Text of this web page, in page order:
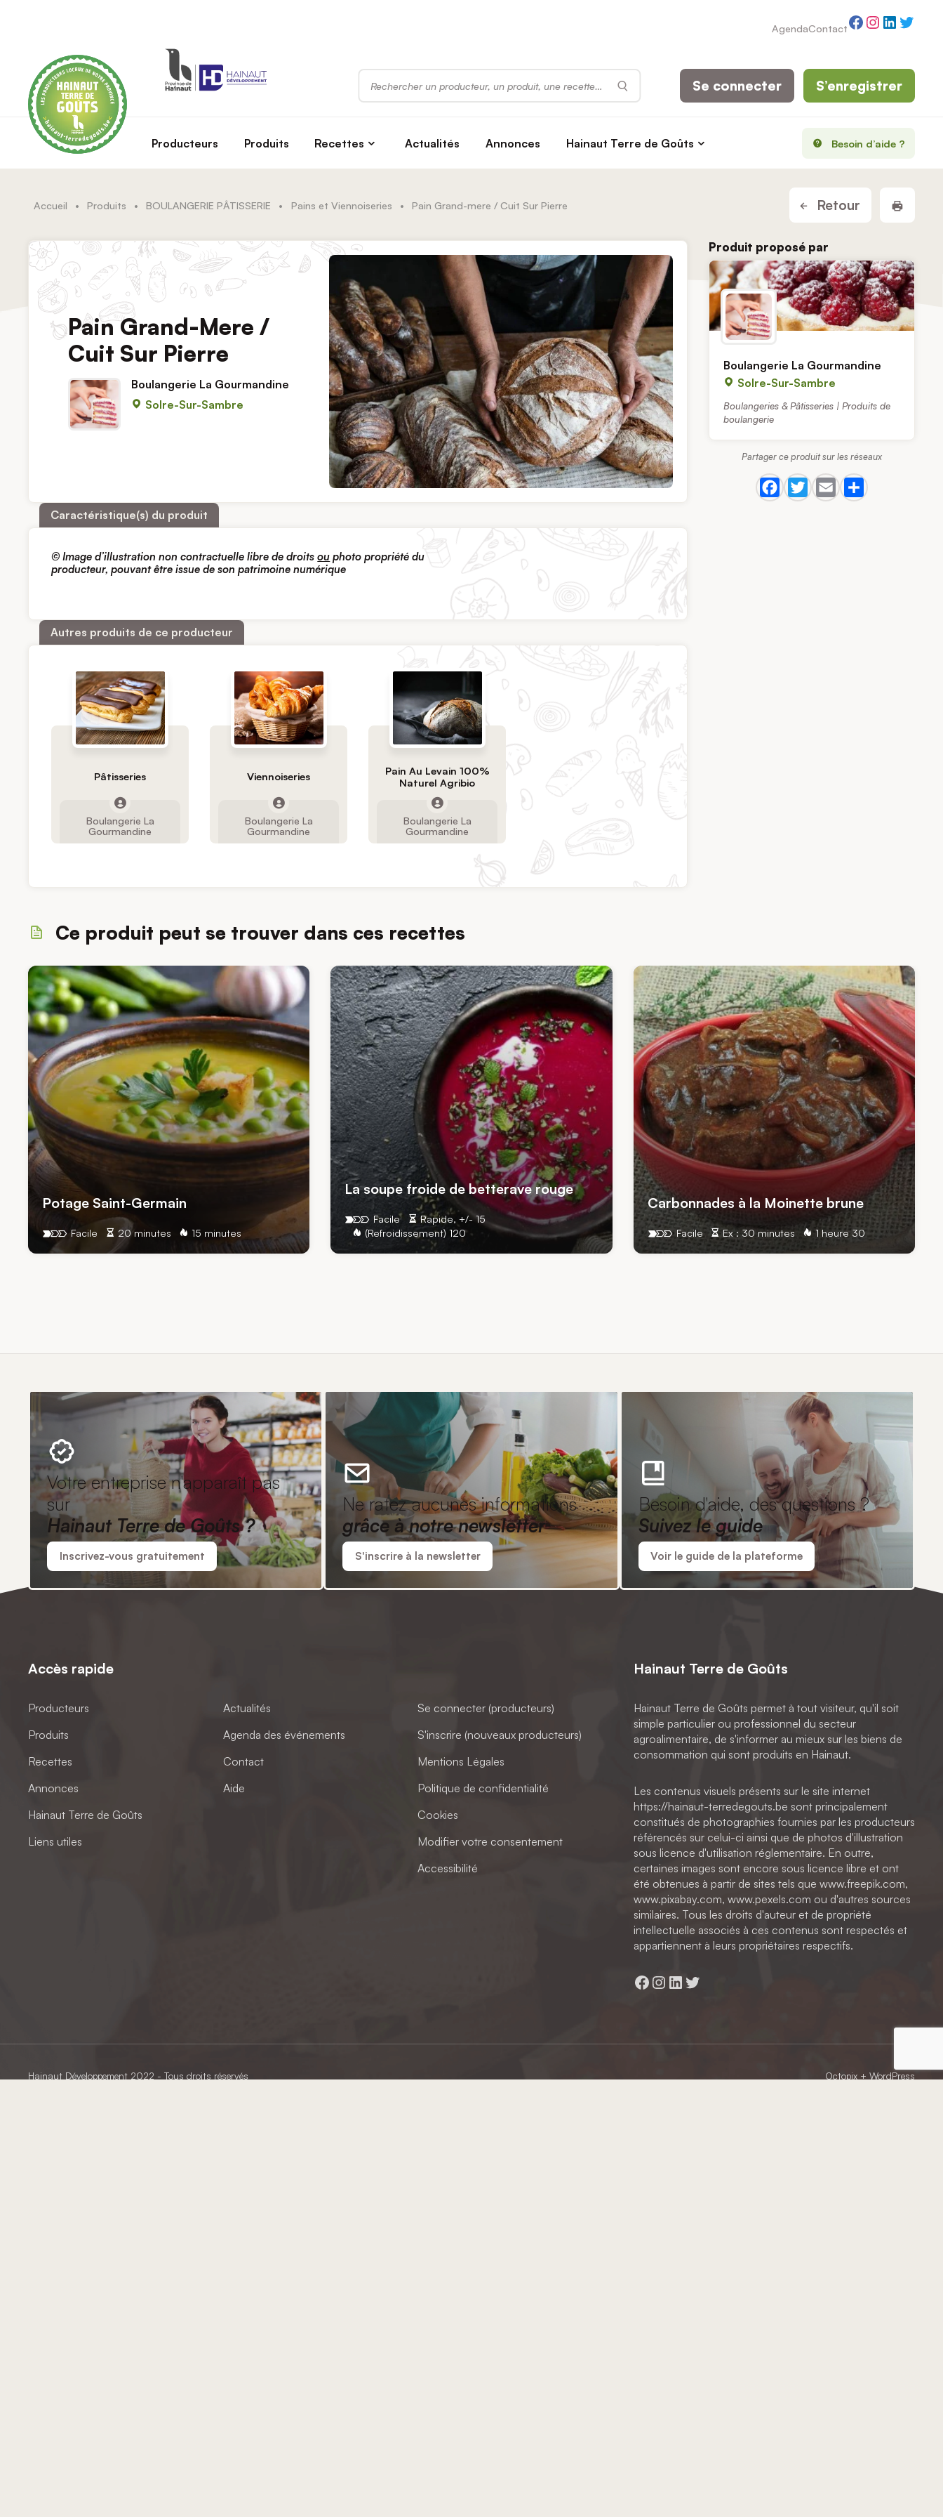
AgendaContactFacebook
Instagram
Rechercher
Producteurs Produits Recettes Actualités Annonces Hainaut Terre de Goûts Besoin d’aide ?
Se connecter S’enregistrer
Accueil • Produits • BOULANGERIE PÂTISSERIE • Pains et Viennoiseries • Pain Grand-mere / Cuit Sur Pierre Retour
Pain Grand-Mere /
Cuit Sur Pierre
Boulangerie La Gourmandine
Solre-Sur-Sambre
Caractéristique(s) du produit
© Image d’illustration non contractuelle libre de droits ou photo propriété du
producteur, pouvant être issue de son patrimoine numérique
Autres produits de ce producteur
Pâtisseries
Boulangerie La
Gourmandine
Viennoiseries
Boulangerie La
Gourmandine
Pain Au Levain 100%
Naturel Agribio
Boulangerie La
Gourmandine
Produit proposé par
Boulangerie La Gourmandine
Solre-Sur-Sambre
Boulangeries & Pâtisseries | Produits de
boulangerie
Partager ce produit sur les réseaux
Ce produit peut se trouver dans ces recettes
Potage Saint-Germain
20 minutes 15 minutes
Facile
La soupe froide de betterave rouge
Rapide, +/- 15
(Refroidissement) 120
Facile
Carbonnades à la Moinette brune
Ex : 30 minutes 1 heure 30
Facile
Votre entreprise n'apparaît pas
sur
Hainaut Terre de Goûts ?
Inscrivez-vous gratuitement
Ne ratez aucunes informations
grâce à notre newsletter
S'inscrire à la newsletter
Besoin d'aide, des questions ?
Suivez le guide
Voir le guide de la plateforme
Accès rapide
Producteurs
Produits
Recettes
Annonces
Hainaut Terre de Goûts
Liens utiles
Actualités
Agenda des événements
Contact
Aide
Se connecter (producteurs)
S'inscrire (nouveaux producteurs)
Mentions Légales
Politique de confidentialité
Cookies
Modifier votre consentement
Accessibilité
Hainaut Terre de Goûts
Hainaut Terre de Goûts permet à tout visiteur, qu'il soit
simple particulier ou professionnel du secteur
agroalimentaire, de s'informer au mieux sur les biens de
consommation qui sont produits en Hainaut.
Les contenus visuels présents sur le site internet
https://hainaut-terredegouts.be sont principalement
constitués de photographies fournies par les producteurs
référencés sur celui-ci ainsi que de photos d'illustration
sous licence d'utilisation réglementaire. En outre,
certaines images sont encore sous licence libre et ont
été obtenues à partir de sites tels que www.freepik.com,
www.pixabay.com, www.pexels.com ou d'autres sources
similaires. Tous les droits d'auteur et de propriété
intellectuelle associés à ces contenus sont respectés et
appartiennent à leurs propriétaires respectifs.
Facebook
Instagram
LinkedIn
Twitter
Hainaut Développement 2022 - Tous droits réservés Octopix+ WordPress